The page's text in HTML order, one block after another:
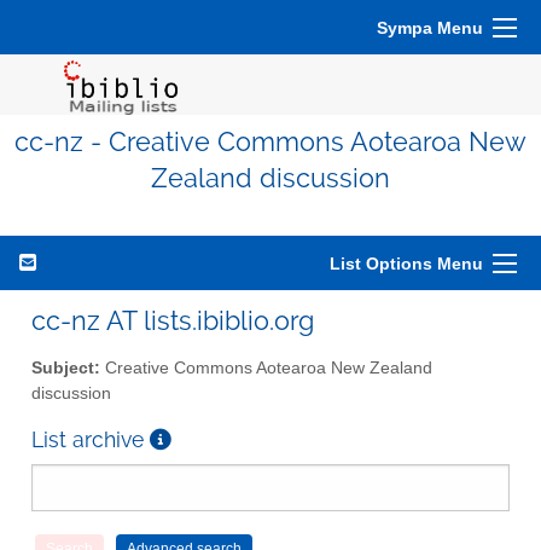
Sympa Menu
cc-nz - Creative Commons Aotearoa New
Zealand discussion
List Options Menu
cc-nz AT lists.ibiblio.org
Subject: Creative Commons Aotearoa New Zealand
discussion
List archive